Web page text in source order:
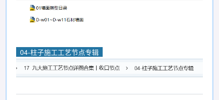
04-柱子施工工艺节点专辑